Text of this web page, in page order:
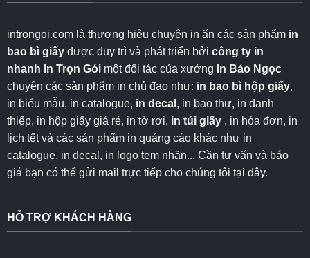
introngoi.com là thương hiệu chuyên in ấn các sản phẩm in
bao bì giấyđược duy trì và phát triển bởi công ty in
nhanh In Trọn Góimột đối tác của xưởng In Bảo Ngọc
chuyên các sản phẩm in chủ đạo như: in bao bì hộp giấy,
in biểu mẫu, in catalogue, in decal , in bao thư, in danh
thiếp, in hộp giấy giá rẻ, in tờ rơi, in túi giấy, in hóa đơn, in
lịch tết và các sản phẩm in quảng cáo khác như in
catalogue, in decal, in logo tem nhãn... Cần tư vấn và báo
giá bạn có thể gửi mail trực tiếp cho chúng tôi tại đây.
HỖ TRỢ KHÁCH HÀNG